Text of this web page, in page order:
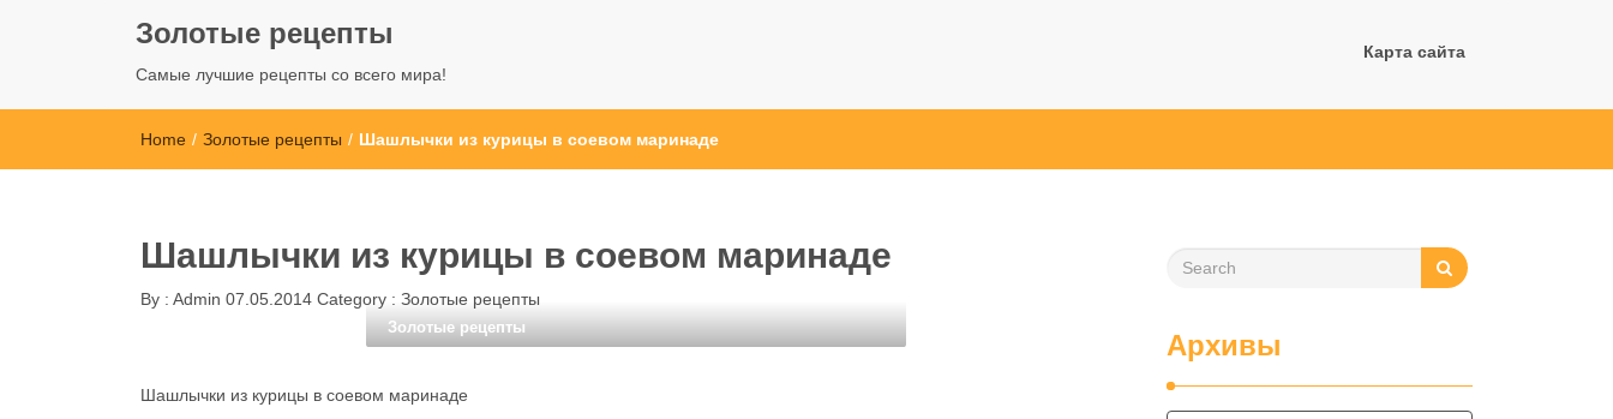
Золотые рецепты
Самые лучшие рецепты со всего мира!
Карта сайта
Home / Золотые рецепты / Шашлычки из курицы в соевом маринаде
Шашлычки из курицы в соевом маринаде
By : Admin 07.05.2014 Category : Золотые рецепты
Золотые рецепты
Шашлычки из курицы в соевом маринаде
Архивы